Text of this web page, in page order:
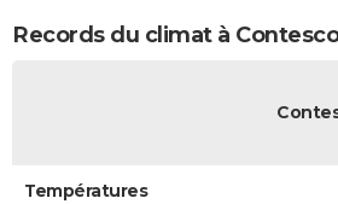
Records du climat à
Températures